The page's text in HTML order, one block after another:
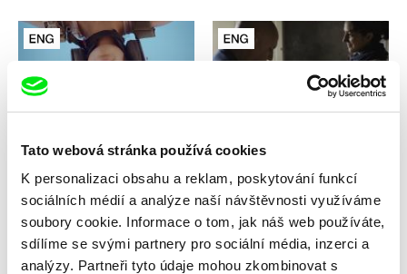
Tato webová stránka používá cookies
K personalizaci obsahu a reklam, poskytování funkcí
sociálních médií a analýze naší návštěvnosti využíváme
soubory cookie. Informace o tom, jak náš web používáte,
sdílíme se svými partnery pro sociální média, inzerci a
analýzy. Partneři tyto údaje mohou zkombinovat s